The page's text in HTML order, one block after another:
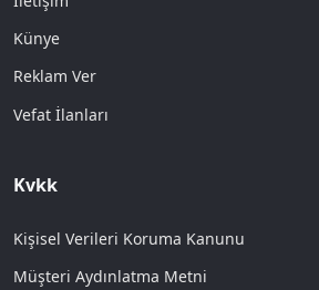
Künye
Reklam Ver
Vefat İlanları
Kvkk
Kişisel Verileri Koruma Kanunu
Müşteri Aydınlatma Metni